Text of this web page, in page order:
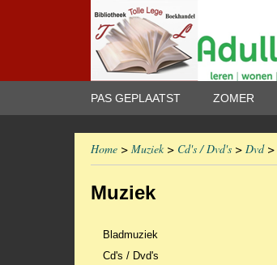
PAS GEPLAATST ZOMER
Home > Muziek> Cd's / Dvd's > Dvd>
Muziek
Bladmuziek
Cd's / Dvd's